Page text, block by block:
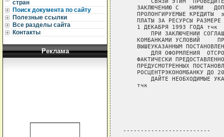
стран
Поиск документа по сайту
Полезные ссылки
Все разделы сайта
Контакты
Реклама
ЗАКЛЮЧЕНИЮ С   НИМИ
ПРОЛОНГИРУЕМЫЕ КРЕДИТЫ
ПЛАТЫ ЗА РЕСУРСЫ
    1 ДЕКАБРЯ 1993 ГОДА тчк
ПРИ ЗАКЛЮЧЕНИИ
КОМБАНКАМИ УСЛОВИЙ
ВЫШЕУКАЗАННЫМ
ДЛЯ ОФОРМЛЕНИЯ
ФАКТИЧЕСКИ
ПРЕДУСМОТРЕННЫХ
РОСЦЕНТРЭКОНОМБАНКУ ДО
ДАЙТЕ НЕОБХОДИМЫЕ
    тчк
-------------------------